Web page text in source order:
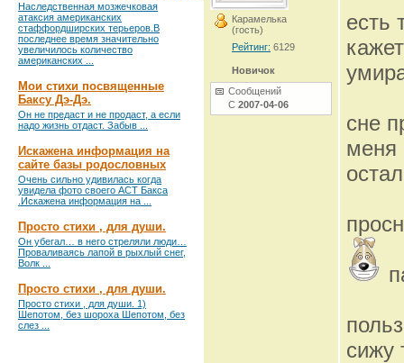
Наследственная мозжечковая
атаксия американских
стаффордширских терьеров.В
последнее время значительно
увеличилось количество
американских ...
Мои стихи посвященные
Баксу Дэ-Дэ.
Он не предаст и не продаст, а если
надо жизнь отдаст. Забыв ...
Искажена информация на
сайте базы родословных
Очень сильно удивилась когда
увидела фото своего АСТ Бакса
.Искажена информация на ...
Просто стихи , для души.
Он убегал… в него стреляли люди…
Проваливаясь лапой в рыхлый снег,
Волк ...
Просто стихи , для души.
Просто стихи , для души. 1)
Шепотом, без шороха Шепотом, без
слез ...
Карамелька
(гость)
Рейтинг: 6129
Новичок
Сообщений
С 2007-04-06
есть
сне
меня
сижу